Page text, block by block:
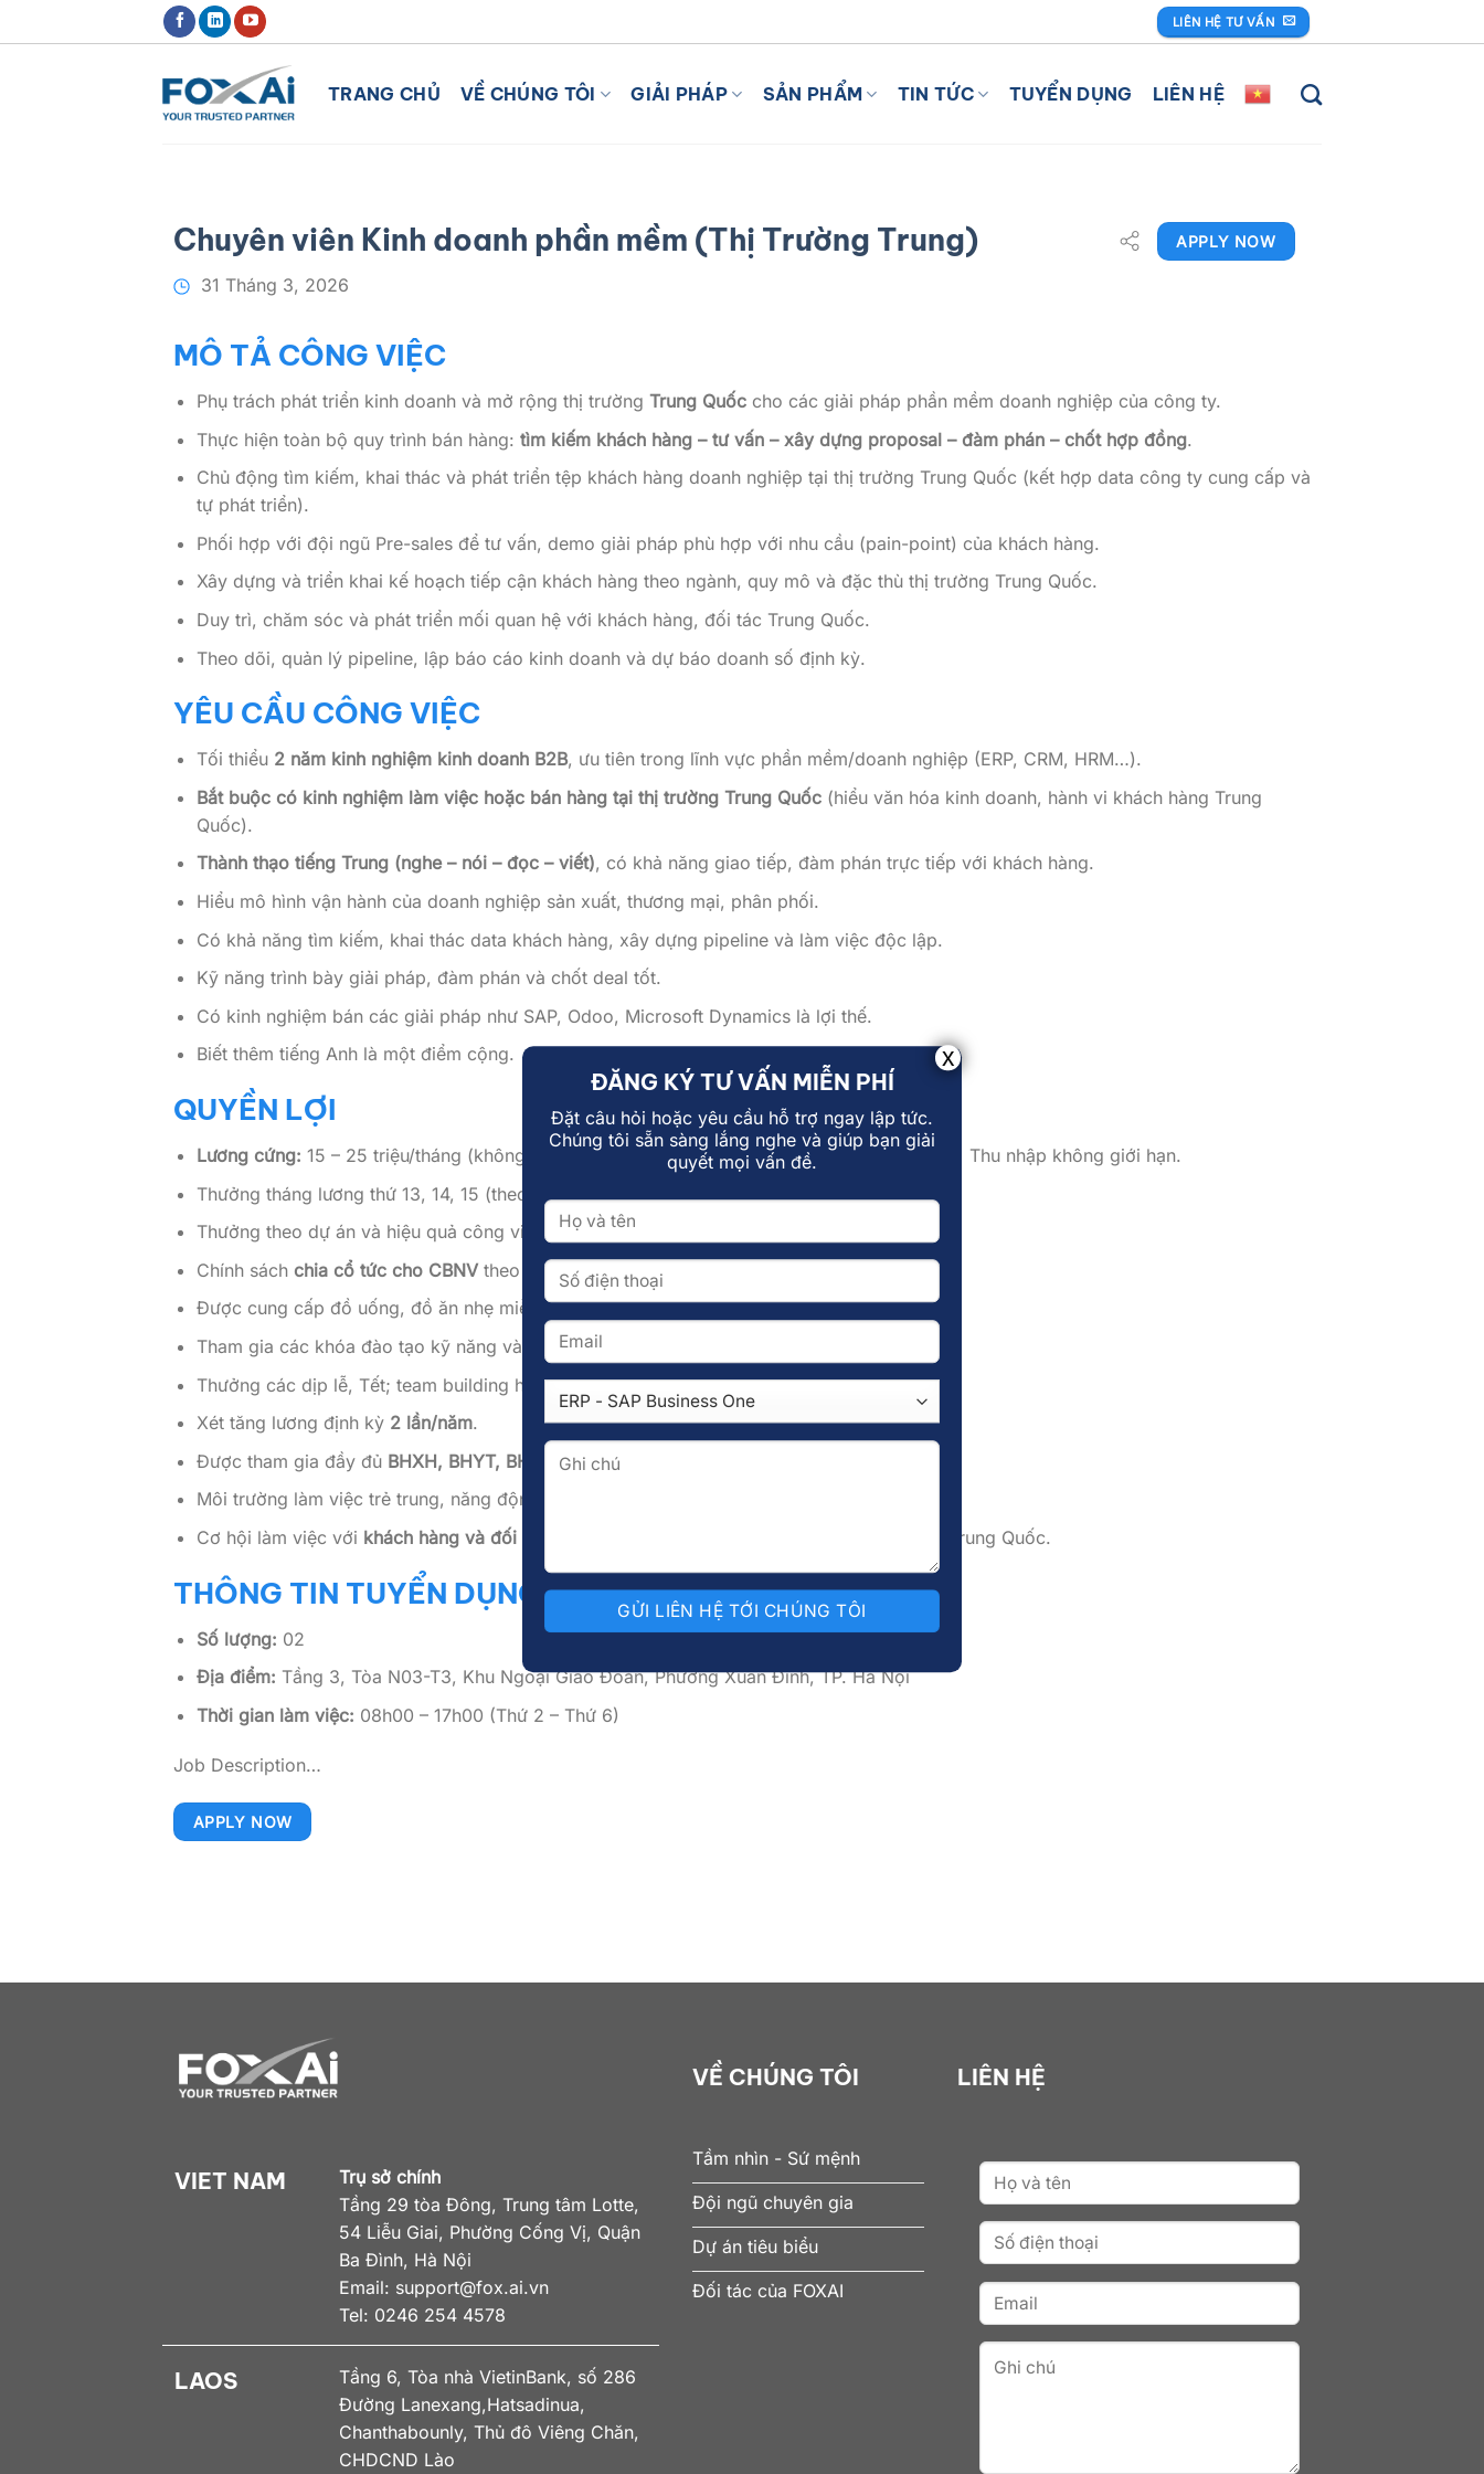
đến
LIÊN HỆ TƯ VẤN
TRANG CHỦ VỀ CHÚNG TÔI GIẢI PHÁP SẢN PHẨM TIN TỨC TUYỂN DỤNG LIÊN HỆ
Chuyên viên Kinh doanh phần mềm (Thị Trường Trung) APPLY NOW
31 Tháng 3, 2026
MÔ TẢ CÔNG VIỆC
Phụ trách phát triển kinh doanh và mở rộng thị trường Trung Quốccho các giải pháp phần mềm doanh nghiệp của công ty.
Thực hiện toàn bộ quy trình bán hàng: tìm kiếm khách hàng – tư vấn – xây dựng proposal – đàm phán – chốt hợp đồng.
Chủ động tìm kiếm, khai thác và phát triển tệp khách hàng doanh nghiệp tại thị trường Trung Quốc (kết hợp data công ty cung cấp và
tự phát triển).
Phối hợp với đội ngũ Pre-sales để tư vấn, demo giải pháp phù hợp với nhu cầu (pain-point) của khách hàng.
Xây dựng và triển khai kế hoạch tiếp cận khách hàng theo ngành, quy mô và đặc thù thị trường Trung Quốc.
Duy trì, chăm sóc và phát triển mối quan hệ với khách hàng, đối tác Trung Quốc.
Theo dõi, quản lý pipeline, lập báo cáo kinh doanh và dự báo doanh số định kỳ.
YÊU CẦU CÔNG VIỆC
Tối thiểu 2 năm kinh nghiệm kinh doanh B2B, ưu tiên trong lĩnh vực phần mềm/doanh nghiệp (ERP, CRM, HRM…).
Bắt buộc có kinh nghiệm làm việc hoặc bán hàng tại thị trường Trung Quốc(hiểu văn hóa kinh doanh, hành vi khách hàng Trung
Quốc).
Thành thạo tiếng Trung (nghe – nói – đọc – viết), có khả năng giao tiếp, đàm phán trực tiếp với khách hàng.
Hiểu mô hình vận hành của doanh nghiệp sản xuất, thương mại, phân phối.
Có khả năng tìm kiếm, khai thác data khách hàng, xây dựng pipeline và làm việc độc lập.
Kỹ năng trình bày giải pháp, đàm phán và chốt deal tốt.
Có kinh nghiệm bán các giải pháp như SAP, Odoo, Microsoft Dynamics là lợi thế.
Biết thêm tiếng Anh là một điểm cộng.
QUYỀN LỢI
Lương cứng: 15 – 25 triệu/tháng (không phụ thuộc doanh số) +thưởng doanh số hấp dẫn
→ Thu nhập không giới hạn.
Thưởng tháng lương thứ 13, 14, 15 (theo kết quả kinh doanh).
Thưởng theo dự án và hiệu quả công việc.
Chính sách chia cổ tức cho CBNVtheo lợi nhuận công ty.
Được cung cấp đồ uống, đồ ăn nhẹ miễn phí tại văn phòng.
Tham gia các khóa đào tạo kỹ năng và chuyên môn.
Thưởng các dịp lễ, Tết; team building hàng năm.
Xét tăng lương định kỳ 2 lần/năm.
Được tham gia đầy đủ BHXH, BHYT, BHTN
theo quy định.
Môi trường làm việc trẻ trung, năng động, có cơ hội học hỏi từ các chuyên gia.
Cơ hội làm việc với khách hàng và đối tác lớn trong và ngoài nước , đặc biệt tại thị trường Trung Quốc.
THÔNG TIN TUYỂN DỤNG
Số lượng: 02
Địa điểm: Tầng 3, Tòa N03-T3, Khu Ngoại Giao Đoàn, Phường Xuân Đỉnh, TP. Hà Nội
Thời gian làm việc: 08h00 – 17h00 (Thứ 2 – Thứ 6)
Job Description…
APPLY NOW
VIET NAM
Trụ sở chính
Tầng 29 tòa Đông, Trung tâm Lotte,
54 Liễu Giai, Phường Cống Vị, Quận
Ba Đình, Hà Nội
Email: support@fox.ai.vn
Tel: 0246 254 4578
LAOS
Tầng 6, Tòa nhà VietinBank, số 286
Đường Lanexang,Hatsadinua,
Chanthabounly, Thủ đô Viêng Chăn,
CHDCND Lào
VỀ CHÚNG TÔI
Tầm nhìn - Sứ mệnh
Đội ngũ chuyên gia
Dự án tiêu biểu
Đối tác của FOXAI
LIÊN HỆ
ĐĂNG KÝ TƯ VẤN MIỄN PHÍ
Đặt câu hỏi hoặc yêu cầu hỗ trợ ngay lập tức.
Chúng tôi sẵn sàng lắng nghe và giúp bạn giải
quyết mọi vấn đề.